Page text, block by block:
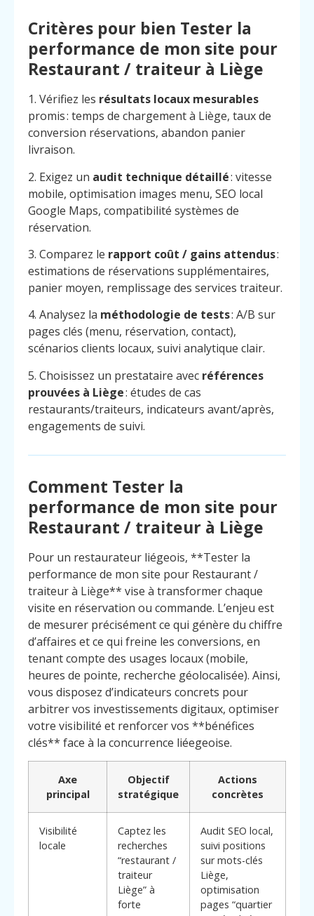
Contact
Critères pour bien Tester la
performance de mon site pour
Restaurant / traiteur à Liège
1. Vérifiez les résultats locaux mesurables
promis : temps de chargement à Liège, taux de
conversion réservations, abandon panier
livraison.
2. Exigez un audit technique détaillé: vitesse
mobile, optimisation images menu, SEO local
Google Maps, compatibilité systèmes de
réservation.
3. Comparez le rapport coût / gains attendus:
estimations de réservations supplémentaires,
panier moyen, remplissage des services traiteur.
4. Analysez la méthodologie de tests: A/B sur
pages clés (menu, réservation, contact),
scénarios clients locaux, suivi analytique clair.
5. Choisissez un prestataire avec références
prouvées à Liège: études de cas
restaurants/traiteurs, indicateurs avant/après,
engagements de suivi.
Comment Tester la
performance de mon site pour
Restaurant / traiteur à Liège
Pour un restaurateur liégeois, **Tester la
performance de mon site pour Restaurant /
traiteur à Liège** vise à transformer chaque
visite en réservation ou commande. L’enjeu est
de mesurer précisément ce qui génère du chiffre
d’affaires et ce qui freine les conversions, en
tenant compte des usages locaux (mobile,
heures de pointe, recherche géolocalisée). Ainsi,
vous disposez d’indicateurs concrets pour
arbitrer vos investissements digitaux, optimiser
votre visibilité et renforcer vos **bénéfices
clés** face à la concurrence liéegeoise.
Axe
principal
Objectif
stratégique
Actions
concrètes
Visibilité
locale
Captez les
recherches
“restaurant /
traiteur
Liège” à
forte
Audit SEO local,
suivi positions
sur mots-clés
Liège,
optimisation
pages “quartier